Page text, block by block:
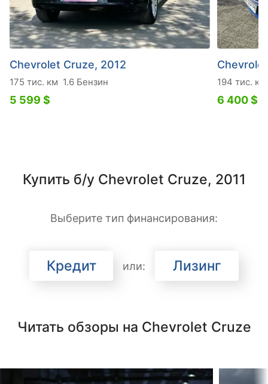
Chevrolet Cruze, 2012
175 тис. км 1.6 Бензин
5 599 $
194 тис. км
6 400 $
Купить б/у Chevrolet Cruze, 2011
Выберите тип финансирования:
Кредит или: Лизинг
Читать обзоры на Chevrolet Cruze